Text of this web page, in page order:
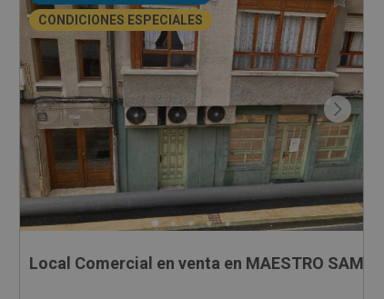
CONDICIONES ESPECIALES
Local Comercial en venta en MAESTRO SAMA, 6